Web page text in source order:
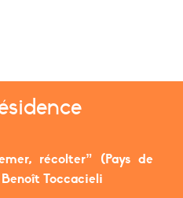
récolter” (Pays de
Toccacieli